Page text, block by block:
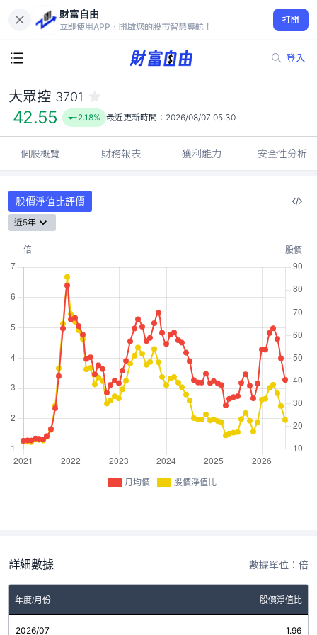
財富自由
立即使用APP，開啟您的股市智慧導航！
打開
登入
42.55
-2.18%
大眾控 3701
42.55 -2.18% 最近更新時間： 2026/08/07 05:30
個股概覽 財務報表 獲利能力 安全性分析
股價淨值比評價
近5年
月均價 股價淨值比
詳細數據 數據單位：倍
年度/月份 股價淨值比
2026/07 1.96